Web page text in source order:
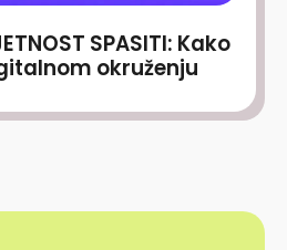
SPASITI: Kako
okruženju